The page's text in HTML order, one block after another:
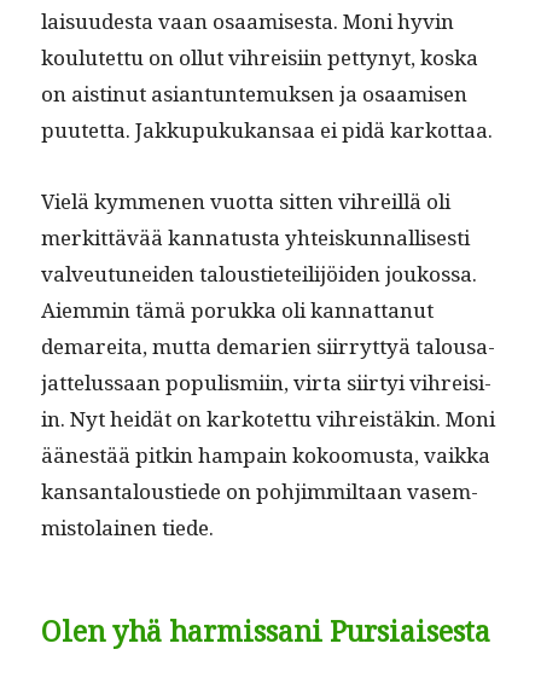
laisu­ud­es­ta vaan osaamis­es­ta. Moni hyvin
koulutet­tu on ollut vihreisi­in pet­tynyt, kos­ka
on aistin­ut asiantun­te­muk­sen ja osaamisen
puutet­ta. Jakkupukukansaa ei pidä karkottaa.
Vielä kymme­nen vuot­ta sit­ten vihreil­lä oli
merkit­tävää kan­na­tus­ta yhteiskun­nal­lis­es­ti
valveu­tunei­den talousti­eteil­i­jöi­den joukos­sa.
Aiem­min tämä poruk­ka oli kan­nat­tanut
demare­i­ta, mut­ta demarien siir­ryt­tyä talousa­
jat­telus­saan pop­ulis­mi­in, vir­ta siir­tyi vihreisi­
in. Nyt hei­dät on karkotet­tu vihreistäkin. Moni
äänestää pitkin ham­pain kokoomus­ta, vaik­ka
kansan­taloustiede on pohjim­mil­taan vasem­
mis­to­lainen tiede.
Olen yhä harmissani Pursiaisesta